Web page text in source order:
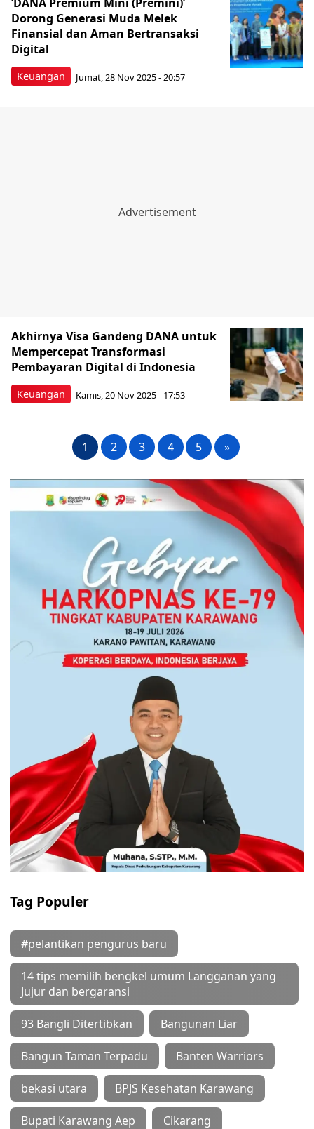
Keuangan
Dorong Generasi Muda Melek
Finansial dan Aman Bertransaksi
Digital
Jumat, 28 Nov 2025 - 20:57
Keuangan
Akhirnya Visa Gandeng DANA untuk
Mempercepat Transformasi
Pembayaran Digital di Indonesia
Kamis, 20 Nov 2025 - 17:53
1 2 3 4 5 »
Tag Populer
#pelantikan pengurus baru
14 tips memilih bengkel umum Langganan yang
Jujur dan bergaransi
93 Bangli Ditertibkan Bangunan Liar
Bangun Taman Terpadu Banten Warriors
bekasi utara BPJS Kesehatan Karawang
Bupati Karawang Aep Cikarang